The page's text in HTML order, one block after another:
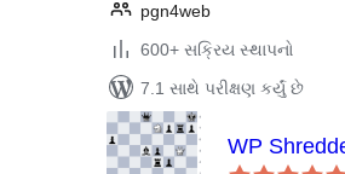
pgn4web
600+ સક્રિય સ્થાપનો
7.1 સાથે પરીક્ષણ કર્યું છે
WP